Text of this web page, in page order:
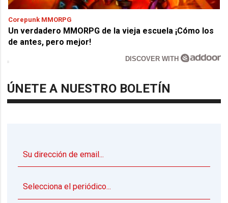
Corepunk MMORPG
Un verdadero MMORPG de la vieja escuela ¡Cómo los
de antes, pero mejor!
DISCOVER WITH
ÚNETE A NUESTRO BOLETÍN